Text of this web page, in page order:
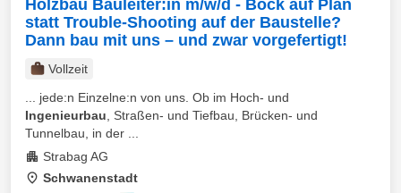
Holzbau Bauleiter:in m/w/d - Bock auf Plan
statt Trouble-Shooting auf der Baustelle?
Dann bau mit uns – und zwar vorgefertigt!
Vollzeit
... jede:n Einzelne:n von uns. Ob im Hoch- und
Ingenieurbau , Straßen- und Tiefbau, Brücken- und
Tunnelbau, in der ...
Strabag AG
Schwanenstadt